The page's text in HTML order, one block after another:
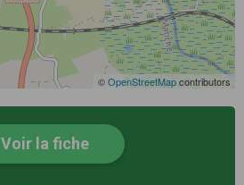
©OpenStreetMapcontributors
Voir la fiche